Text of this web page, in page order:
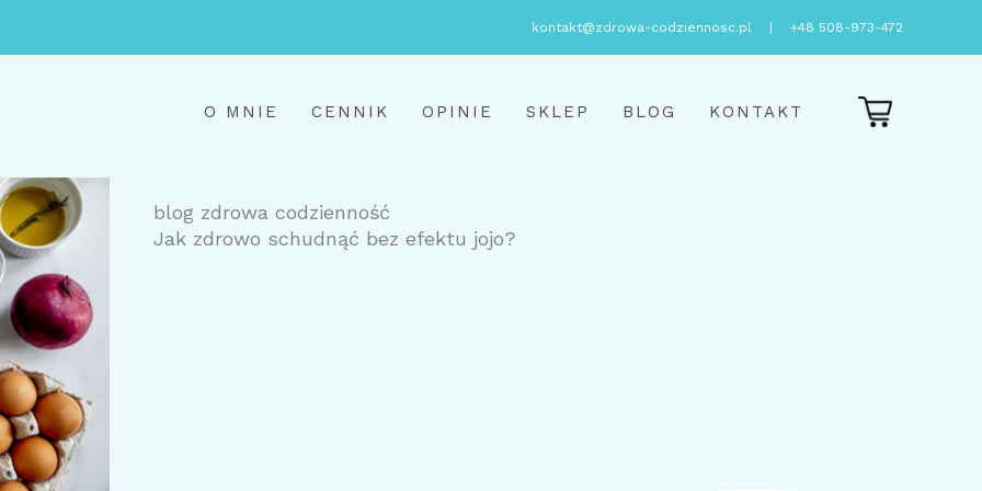
kontakt@zdrowa-codziennosc.pl +48 508-973-472
O MNIE CENNIK OPINIE SKLEP BLOG KONTAKT
blog zdrowa codzienność
Jak zdrowo schudnąć bez efektu jojo?